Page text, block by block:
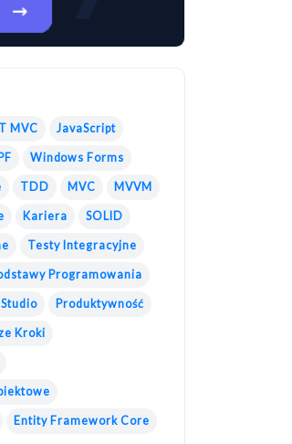
MVC JavaScript
Windows Forms
TDD MVC MVVM
Kariera SOLID
Testy Integracyjne
Programowania
Produktywność
Kroki
Entity Framework Core